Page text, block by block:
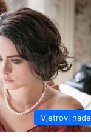
Vjetrovi nade